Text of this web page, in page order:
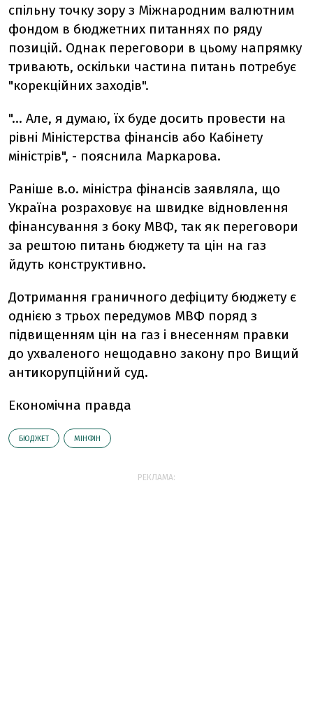
спільну точку зору з Міжнародним валютним
фондом в бюджетних питаннях по ряду
позицій. Однак переговори в цьому напрямку
тривають, оскільки частина питань потребує
"корекційних заходів".
"... Але, я думаю, їх буде досить провести на
рівні Міністерства фінансів або Кабінету
міністрів", - пояснила Маркарова.
Раніше в.о. міністра фінансів заявляла, що
Україна розраховує на швидке відновлення
фінансування з боку МВФ, так як переговори
за рештою питань бюджету та цін на газ
йдуть конструктивно.
Дотримання граничного дефіциту бюджету є
однією з трьох передумов МВФ поряд з
підвищенням цін на газ і внесенням правки
до ухваленого нещодавно закону про Вищий
антикорупційний суд.
Економічна правда
БЮДЖЕТ МІНФІН
РЕКЛАМА: